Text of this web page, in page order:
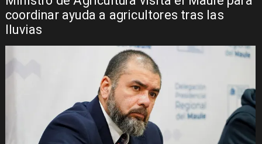
coordinar ayuda a agricultores tras las
lluvias